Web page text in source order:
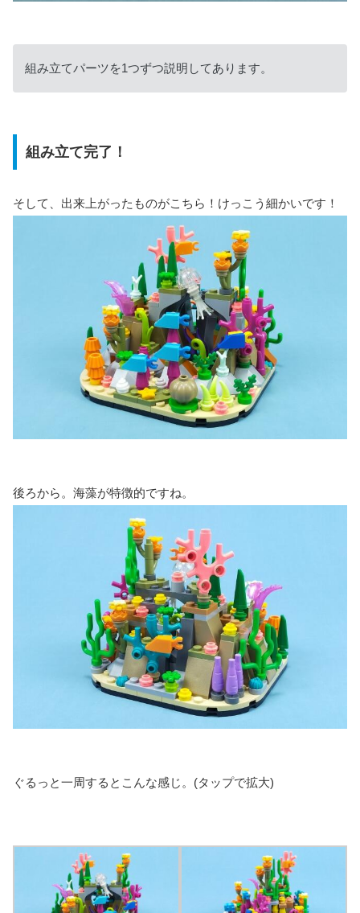
組み立てパーツを1つずつ説明してあります。
組み立て完了！
そして、出来上がったものがこちら！けっこう細かいです！
後ろから。海藻が特徴的ですね。
ぐるっと一周するとこんな感じ。(タップで拡大)